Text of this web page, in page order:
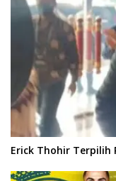
Erick Thohir Terpilih